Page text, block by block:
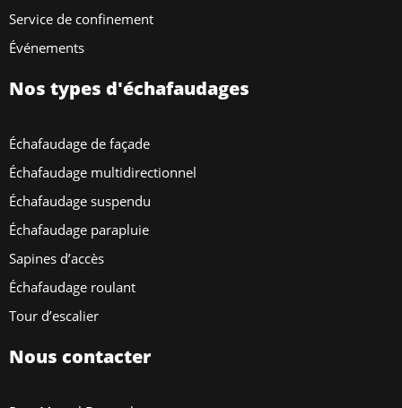
Service de confinement
Événements
Nos types d'échafaudages
Échafaudage de façade
Échafaudage multidirectionnel
Échafaudage suspendu
Échafaudage parapluie
Sapines d’accès
Échafaudage roulant
Tour d’escalier
Nous contacter